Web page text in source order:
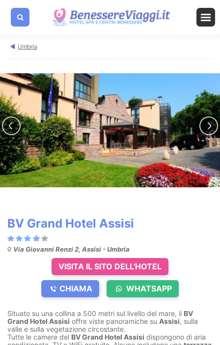
Umbria
BV Grand Hotel Assisi
Via Giovanni Renzi 2, Assisi - Umbria
VISITA IL SITO DELL'HOTEL
CHIAMA WHATSAPP
Situato su una collina a 500 metri sul livello del mare, il BV
Grand Hotel Assisi offre viste panoramiche su Assisi, sulla
valle e sulla vegetazione circostante.
Tutte le camere del BV Grand Hotel Assisi dispongono di aria